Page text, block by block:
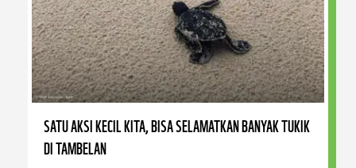
SATU AKSI KECIL KITA, BISA SELAMATKAN BANYAK TUKIK
DI TAMBELAN